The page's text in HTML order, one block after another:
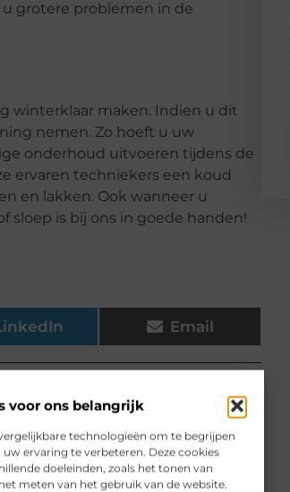
voor ons belangrijk
technologieën om te begrijpen
ervaring te verbeteren. Deze cookies
doeleinden, zoals het tonen van
meten van het gebruik van de website.
u grotere problemen in de
winterklaar maken. Indien u dit
nemen. Zo hoeft u uw
onderhoud uitvoeren tijdens de
ervaren techniekers een koud
en lakken. Ook wanneer u
sloep is bij ons in goede handen!
Email